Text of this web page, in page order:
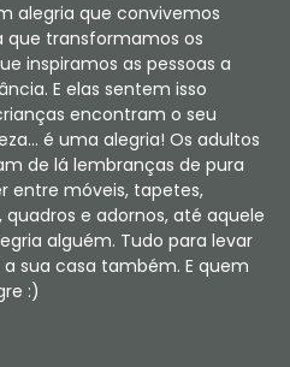
alegria que convivemos
que transformamos os
inspiramos as pessoas a
E elas sentem isso
encontram o seu
é uma alegria! Os adultos
de lá lembranças de pura
entre móveis, tapetes,
e adornos, até aquele
alguém. Tudo para levar
sua casa também. E quem
:)